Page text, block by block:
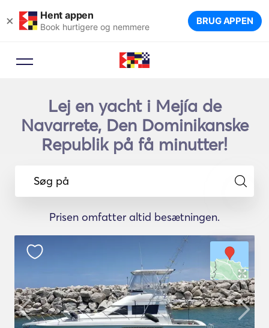
× Hent appen
Book hurtigere og nemmere BRUG APPEN
Lej en yacht i Mejía de
Navarrete, Den Dominikanske
Republik på få minutter!
Søg på
Prisen omfatter altid besætningen.